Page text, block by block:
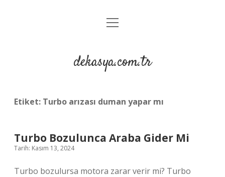
Anasayfa
Yasal Uyarı
menüyü
dekasya.com.tr
Etiket: Turbo arızası duman yapar mı
Turbo Bozulunca Araba Gider Mi
Tarih: Kasım 13, 2024
Turbo bozulursa motora zarar verir mi? Turbo